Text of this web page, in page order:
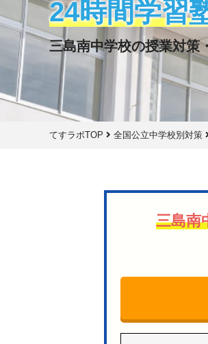
24時間学習
三島南中学校の授業対策
てすラボTOP 全国公立中学校別対策
三島南